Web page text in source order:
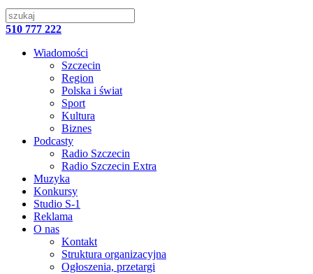
510 777 222
Wiadomości
Szczecin
Region
Polska i świat
Sport
Kultura
Biznes
Podcasty
Radio Szczecin
Radio Szczecin Extra
Muzyka
Konkursy
Studio S-1
Reklama
O nas
Kontakt
Struktura organizacyjna
Ogłoszenia, przetargi